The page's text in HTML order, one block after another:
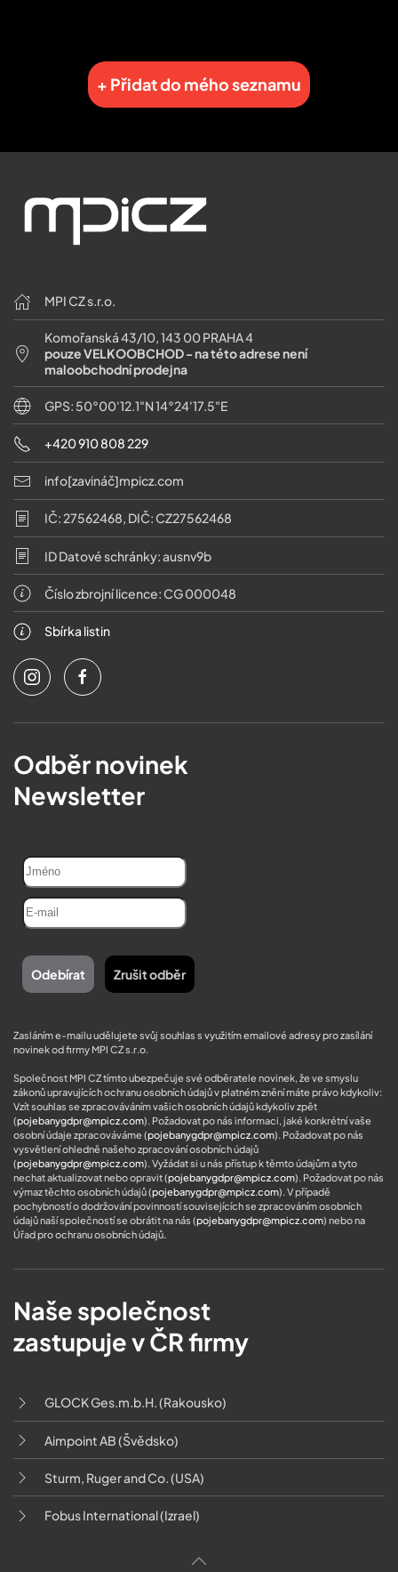
+ Přidat do mého seznamu
MPI CZ s.r.o.
Komořanská 43/10, 143 00 PRAHA 4
pouze VELKOOBCHOD - na této adrese není
maloobchodní prodejna
GPS: 50°00'12.1"N 14°24'17.5"E
+420 910 808 229
info[zavináč]mpicz.com
IČ: 27562468, DIČ: CZ27562468
ID Datové schránky: ausnv9b
Číslo zbrojní licence: CG 000048
Sbírka listin
Odběr novinek
Newsletter
Zasláním e-mailu udělujete svůj souhlas s využitím emailové adresy pro zasílání
novinek od firmy MPI CZ s.r.o.
Společnost MPI CZ tímto ubezpečuje své odběratele novinek, že ve smyslu
zákonů upravujících ochranu osobních údajů v platném znění máte právo kdykoliv:
Vzít souhlas se zpracováváním vašich osobních údajů kdykoliv zpět
(pojebanygdpr@mpicz.com). Požadovat po nás informaci, jaké konkrétní vaše
osobní údaje zpracováváme (pojebanygdpr@mpicz.com). Požadovat po nás
vysvětlení ohledně našeho zpracování osobních údajů
(pojebanygdpr@mpicz.com). Vyžádat si u nás přístup k těmto údajům a tyto
nechat aktualizovat nebo opravit (pojebanygdpr@mpicz.com). Požadovat po nás
výmaz těchto osobních údajů (pojebanygdpr@mpicz.com). V případě
pochybností o dodržování povinností souvisejících se zpracováním osobních
údajů naší společností se obrátit na nás (pojebanygdpr@mpicz.com) nebo na
Úřad pro ochranu osobních údajů.
Naše společnost
zastupuje v ČR firmy
GLOCK Ges.m.b.H. (Rakousko)
Aimpoint AB (Švědsko)
Sturm, Ruger and Co. (USA)
Fobus International (Izrael)